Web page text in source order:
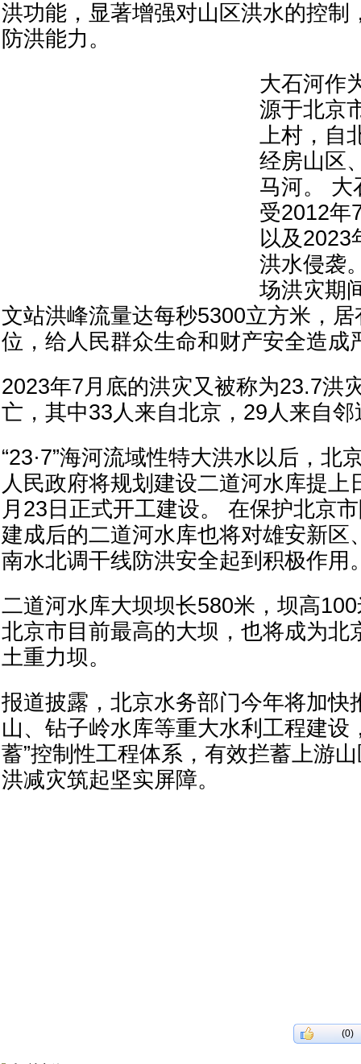
洪功能，显著增强对山区洪水的控制
防洪能力。
大石河作
源于北京
上村，自
经房山区
马河。 大
受2012年
以及2023
洪水侵袭
场洪灾期
文站洪峰流量达每秒5300立方米，
位，给人民群众生命和财产安全造成
2023年7月底的洪灾又被称为23.7洪
亡，其中33人来自北京，29人来自
“23·7”海河流域性特大洪水以后，北
人民政府将规划建设二道河水库提上
月23日正式开工建设。 在保护北京
建成后的二道河水库也将对雄安新区
南水北调干线防洪安全起到积极作用
二道河水库大坝坝长580米，坝高
北京市目前最高的大坝，也将成为北
土重力坝。
报道披露，北京水务部门今年将加快
山、钻子岭水库等重大水利工程建设
蓄”控制性工程体系，有效拦蓄上游
洪减灾筑起坚实屏障。
(0)